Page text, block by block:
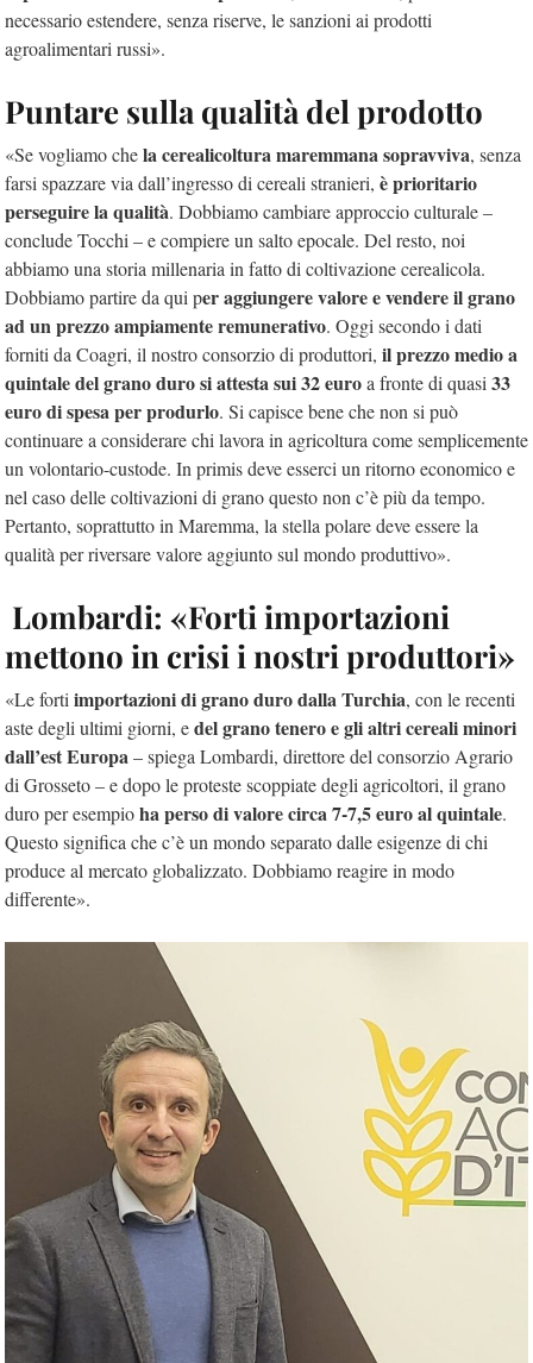
necessario estendere, senza riserve, le sanzioni ai prodotti
agroalimentari russi».
Puntare sulla qualità del prodotto
«Se vogliamo chela cerealicoltura maremmana sopravviva, senza
farsi spazzare via dall’ingresso di cereali stranieri, è prioritario
perseguire la qualità. Dobbiamo cambiare approccio culturale –
conclude Tocchi – e compiere un salto epocale. Del resto, noi
abbiamo una storia millenaria in fatto di coltivazione cerealicola.
Dobbiamo partire da qui per aggiungere valore e vendere il grano
ad un prezzo ampiamente remunerativo. Oggi secondo i dati
forniti da Coagri, il nostro consorzio di produttori, il prezzo medio a
quintale del grano duro si attesta sui 32 euroa fronte di quasi 33
euro di spesa per produrlo. Si capisce bene che non si può
continuare a considerare chi lavora in agricoltura come semplicemente
un volontario-custode. In primis deve esserci un ritorno economico e
nel caso delle coltivazioni di grano questo non c’è più da tempo.
Pertanto, soprattutto in Maremma, la stella polare deve essere la
qualità per riversare valore aggiunto sul mondo produttivo».
Lombardi: «Forti importazioni
mettono in crisi i nostri produttori»
«Le forti importazioni di grano duro dalla Turchia, con le recenti
aste degli ultimi giorni, edel grano tenero e gli altri cereali minori
dall’est Europa– spiega Lombardi, direttore del consorzio Agrario
di Grosseto – e dopo le proteste scoppiate degli agricoltori, il grano
duro per esempioha perso di valore circa 7-7,5 euro al quintale.
Questo significa che c’è un mondo separato dalle esigenze di chi
produce al mercato globalizzato. Dobbiamo reagire in modo
differente».